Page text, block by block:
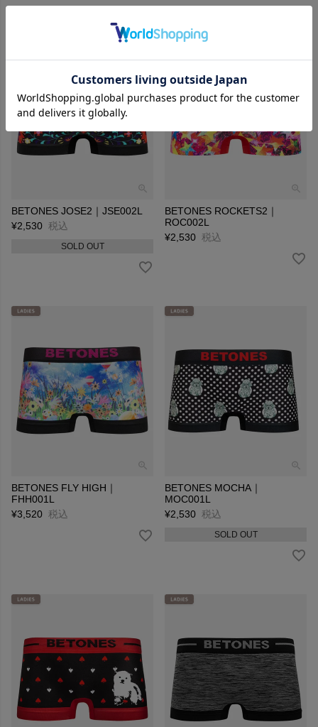
BETONES JOSE2｜JSE002L
¥2,530 税込
SOLD OUT
BETONES ROCKETS2｜
ROC002L
¥2,530 税込
BETONES FLY HIGH｜
FHH001L
¥3,520 税込
BETONES MOCHA｜
MOC001L
¥2,530 税込
SOLD OUT